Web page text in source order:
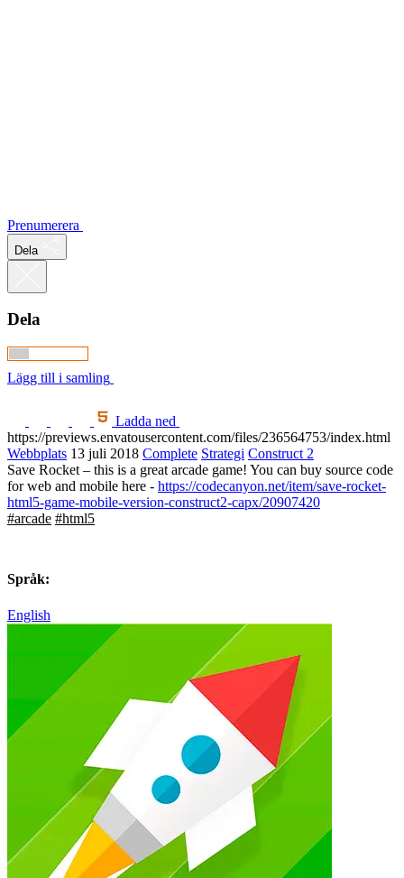
Prenumerera
Dela
Dela
Lägg till i samling
Ladda ned
https://previews.envatousercontent.com/files/236564753/index.html
Webbplats 13 juli 2018 Complete Strategi Construct 2
Save Rocket – this is a great arcade game! You can buy source code
for web and mobile here - https://codecanyon.net/item/save-rocket-
html5-game-mobile-version-construct2-capx/20907420
#arcade #html5
Språk:
English